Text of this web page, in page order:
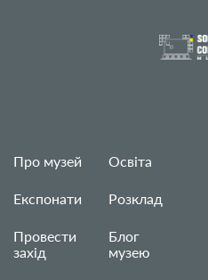
Про музей
Експонати
Провести
захід
Освіта
Розклад
Блог
музею